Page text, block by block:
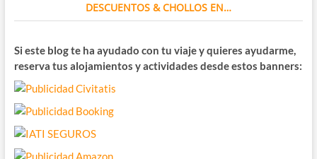
DESCUENTOS & CHOLLOS EN…
Si este blog te ha ayudado con tu viaje y quieres ayudarme,
reserva tus alojamientos y actividades desde estos banners: